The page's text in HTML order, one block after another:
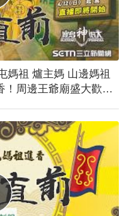
媽祖 爐主媽 山邊媽祖
！周邊王爺廟盛大歡